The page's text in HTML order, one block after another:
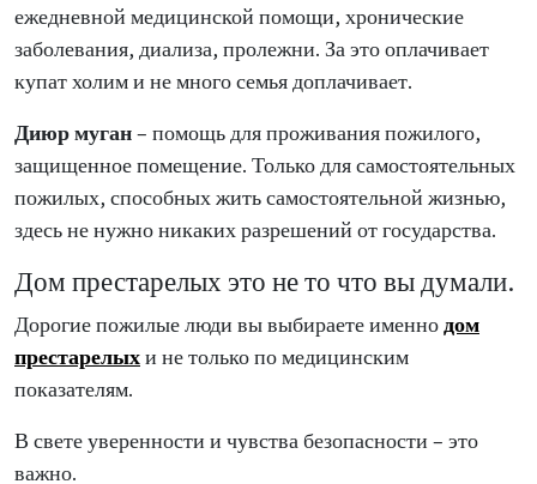
ежедневной медицинской помощи, хронические
заболевания, диализа, пролежни. За это оплачивает
купат холим и не много семья доплачивает.
Диюр муган– помощь для проживания пожилого,
защищенное помещение. Только для самостоятельных
пожилых, способных жить самостоятельной жизнью,
здесь не нужно никаких разрешений от государства.
Дом престарелых это не то что вы думали.
Дорогие пожилые люди вы выбираете именно дом
престарелыхи не только по медицинским
показателям.
В свете уверенности и чувства безопасности – это
важно.